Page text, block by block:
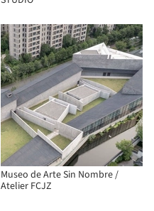
Museo de Arte Sin Nombre /
Atelier FCJZ